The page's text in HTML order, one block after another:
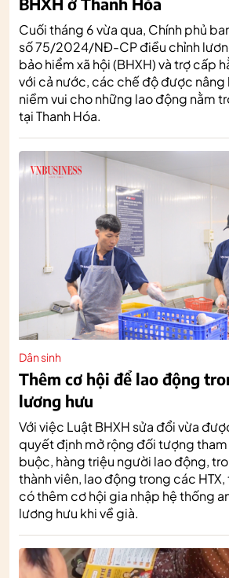
Cuối tháng 6 vừa qua, Chính phủ
số 75/2024/NĐ-CP điều chỉnh
bảo hiểm xã hội (BHXH) và trợ cấp
với cả nước, các chế độ được nâng
niềm vui cho những lao động nằm
tại Thanh Hóa.
Dân sinh
Thêm cơ hội để lao động
lương hưu
Với việc Luật BHXH sửa đổi vừa
quyết định mở rộng đối tượng
buộc, hàng triệu người lao động,
thành viên, lao động trong các
có thêm cơ hội gia nhập hệ thống
lương hưu khi về già.